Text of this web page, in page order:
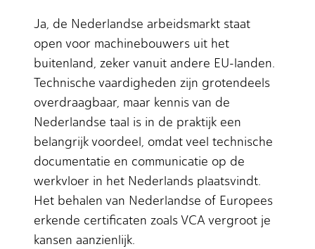
Ja, de Nederlandse arbeidsmarkt staat
open voor machinebouwers uit het
buitenland, zeker vanuit andere EU-landen.
Technische vaardigheden zijn grotendeels
overdraagbaar, maar kennis van de
Nederlandse taal is in de praktijk een
belangrijk voordeel, omdat veel technische
documentatie en communicatie op de
werkvloer in het Nederlands plaatsvindt.
Het behalen van Nederlandse of Europees
erkende certificaten zoals VCA vergroot je
kansen aanzienlijk.